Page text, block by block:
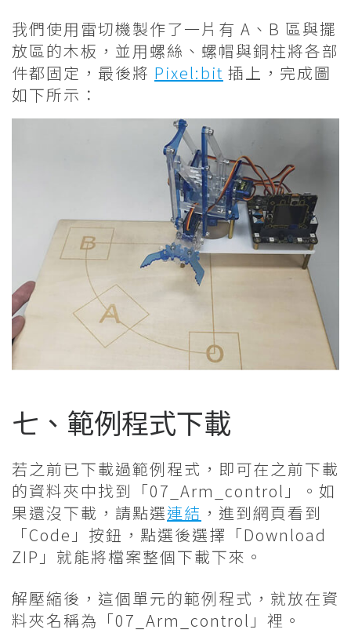
我們使用雷切機製作了一片有 A、B 區與擺
放區的木板，並用螺絲、螺帽與銅柱將各部
件都固定，最後將 Pixel:bit 插上，完成圖
如下所示：
七、範例程式下載
若之前已下載過範例程式，即可在之前下載
的資料夾中找到「07_Arm_control」。如
果還沒下載，請點選連結 ，進到網頁看到
「Code」按鈕，點選後選擇「Download
ZIP」就能將檔案整個下載下來。
解壓縮後，這個單元的範例程式，就放在資
料夾名稱為「07_Arm_control」裡。